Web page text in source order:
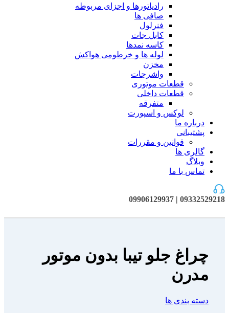
رادیاتورها و اجزای مربوطه
صافی ها
فنرلول
کابل جات
کاسه نمدها
لوله ها و خرطومی هواکش
مخزن
واشرجات
قطعات موتوری
قطعات داخلی
متفرقه
لوکس و اسپورت
درباره ما
پشتیبانی
قوانین و مقررات
گالری ها
وبلاگ
تماس با ما
09332529218 | 09906129937
چراغ جلو تیبا بدون موتور
مدرن
دسته بندی ها